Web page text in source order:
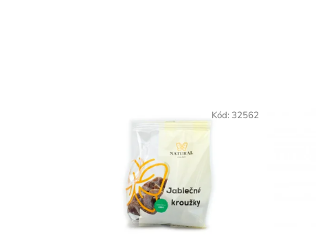
Kód: 32562